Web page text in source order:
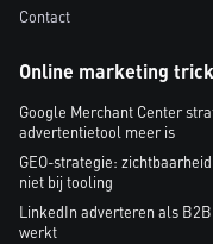
Contact
Online marketing
Google Merchant Center
advertentietool meer is
GEO-strategie:
niet bij tooling
LinkedIn adverteren als
werkt